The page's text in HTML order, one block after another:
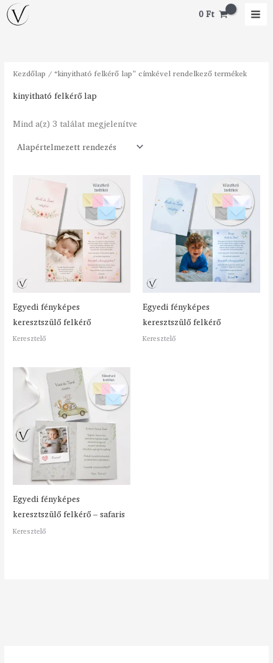
Skip
0Ft
MM
Kezdőlap / “kinyitható felkérő lap” címkével rendelkező termékek
kinyitható felkérő lap
Mind a(z) 3 találat megjelenítve
Egyedi fényképes
keresztszülő felkérő
Keresztelő
Egyedi fényképes
keresztszülő felkérő
Keresztelő
Egyedi fényképes
keresztszülő felkérő – safaris
Keresztelő